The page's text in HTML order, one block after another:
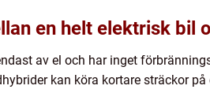
en helt elektrisk bil
av el och har inget
kan köra kortare sträckor